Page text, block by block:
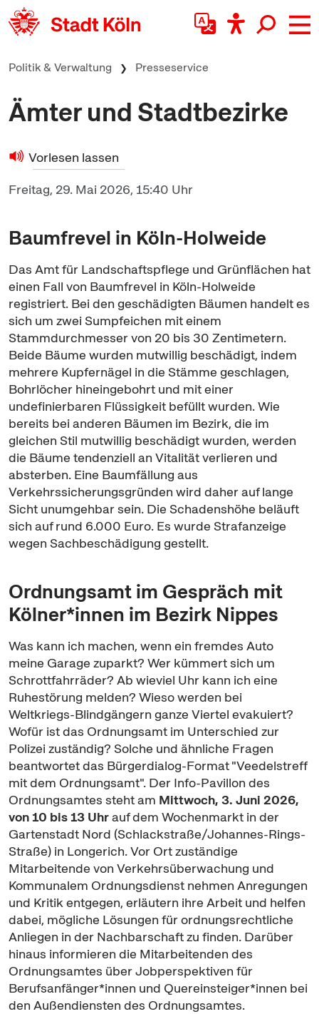
zum Inhalt springen
Politik & Verwaltung Presseservice
Ämter und Stadtbezirke
Vorlesen lassen
Freitag, 29. Mai 2026, 15:40 Uhr
Baumfrevel in Köln-Holweide
Das Amt für Landschaftspflege und Grünflächen hat
einen Fall von Baumfrevel in Köln-Holweide
registriert. Bei den geschädigten Bäumen handelt es
sich um zwei Sumpfeichen mit einem
Stammdurchmesser von 20 bis 30 Zentimetern.
Beide Bäume wurden mutwillig beschädigt, indem
mehrere Kupfernägel in die Stämme geschlagen,
Bohrlöcher hineingebohrt und mit einer
undefinierbaren Flüssigkeit befüllt wurden. Wie
bereits bei anderen Bäumen im Bezirk, die im
gleichen Stil mutwillig beschädigt wurden, werden
die Bäume tendenziell an Vitalität verlieren und
absterben. Eine Baumfällung aus
Verkehrssicherungsgründen wird daher auf lange
Sicht unumgehbar sein. Die Schadenshöhe beläuft
sich auf rund 6.000 Euro. Es wurde Strafanzeige
wegen Sachbeschädigung gestellt.
Ordnungsamt im Gespräch mit
Kölner*innen im Bezirk Nippes
Was kann ich machen, wenn ein fremdes Auto
meine Garage zuparkt? Wer kümmert sich um
Schrottfahrräder? Ab wieviel Uhr kann ich eine
Ruhestörung melden? Wieso werden bei
Weltkriegs-Blindgängern ganze Viertel evakuiert?
Wofür ist das Ordnungsamt im Unterschied zur
Polizei zuständig? Solche und ähnliche Fragen
beantwortet das Bürgerdialog-Format "Veedelstreff
mit dem Ordnungsamt". Der Info-Pavillon des
Ordnungsamtes steht am Mittwoch, 3. Juni 2026,
von 10 bis 13 Uhrauf dem Wochenmarkt in der
Gartenstadt Nord (Schlackstraße/Johannes-Rings-
Straße) in Longerich. Vor Ort zuständige
Mitarbeitende von Verkehrsüberwachung und
Kommunalem Ordnungsdienst nehmen Anregungen
und Kritik entgegen, erläutern ihre Arbeit und helfen
dabei, mögliche Lösungen für ordnungsrechtliche
Anliegen in der Nachbarschaft zu finden. Darüber
hinaus informieren die Mitarbeitenden des
Ordnungsamtes über Jobperspektiven für
Berufsanfänger*innen und Quereinsteiger*innen bei
den Außendiensten des Ordnungsamtes.